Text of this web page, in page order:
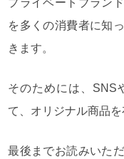
プライベートブラン
を多くの消費者に知
きます。
そのためには、SNS
て、オリジナル商品
最後までお読みいた